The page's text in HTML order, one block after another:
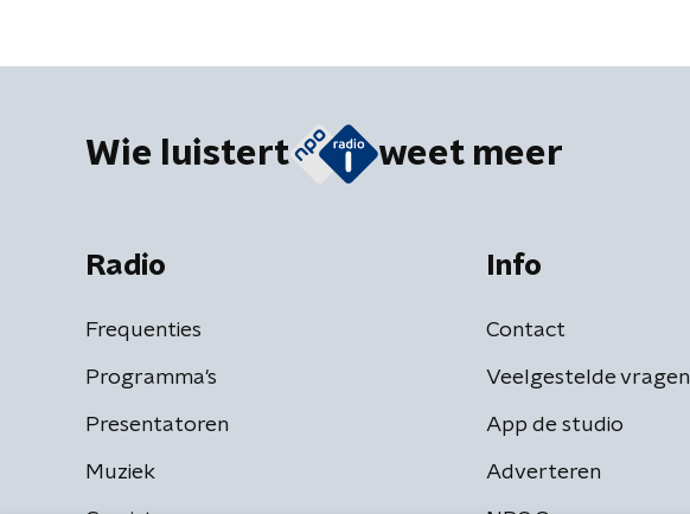
Wie luistert weet meer
Radio
Frequenties
Programma's
Presentatoren
Muziek
Info
Contact
Veelgestelde vragen
App de studio
Adverteren